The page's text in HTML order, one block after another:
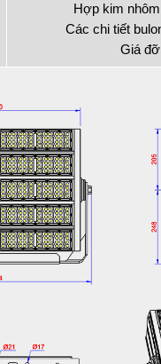
Hợp kim
Các chi tiết
Giá